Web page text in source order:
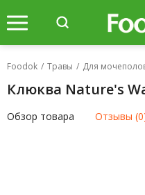
Foodok / Травы / Для
Клюква Nature's
Обзор товара Отзывы